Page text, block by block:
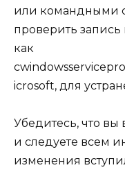
или командными
проверить запись
как
icrosoft, для
Убедитесь, что
и следуете всем
изменения